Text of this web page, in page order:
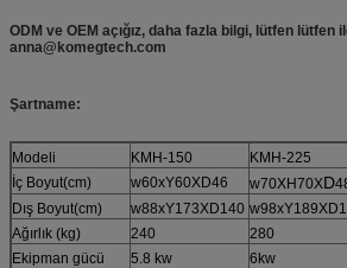
ODM ve OEM açığız, daha fazla bilgi, lütfen lütfen
anna@komegtech.com
Şartname:
Modeli KMH-150 KMH-225
İç Boyut(cm)
w60xY60XD46 w70XH70XD
Dış Boyut(cm)
w88xY173XD140
Ağırlık (kg)
240 280
Ekipman gücü
5.8 kw 6kw